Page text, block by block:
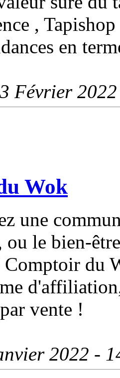
,
en
Février
Wok
une
ou le bien-
du
vente !
2022 -